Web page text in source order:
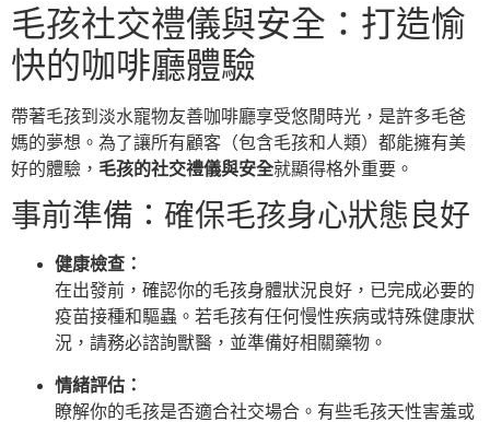
毛孩社交禮儀與安全：打造愉
快的咖啡廳體驗
帶著毛孩到淡水寵物友善咖啡廳享受悠閒時光，是許多毛爸
媽的夢想。為了讓所有顧客（包含毛孩和人類）都能擁有美
好的體驗， 毛孩的社交禮儀與安全就顯得格外重要。
事前準備：確保毛孩身心狀態良好
健康檢查：
在出發前，確認你的毛孩身體狀況良好，已完成必要的
疫苗接種和驅蟲。若毛孩有任何慢性疾病或特殊健康狀
況，請務必諮詢獸醫，並準備好相關藥物。
情緒評估：
瞭解你的毛孩是否適合社交場合。有些毛孩天性害羞或